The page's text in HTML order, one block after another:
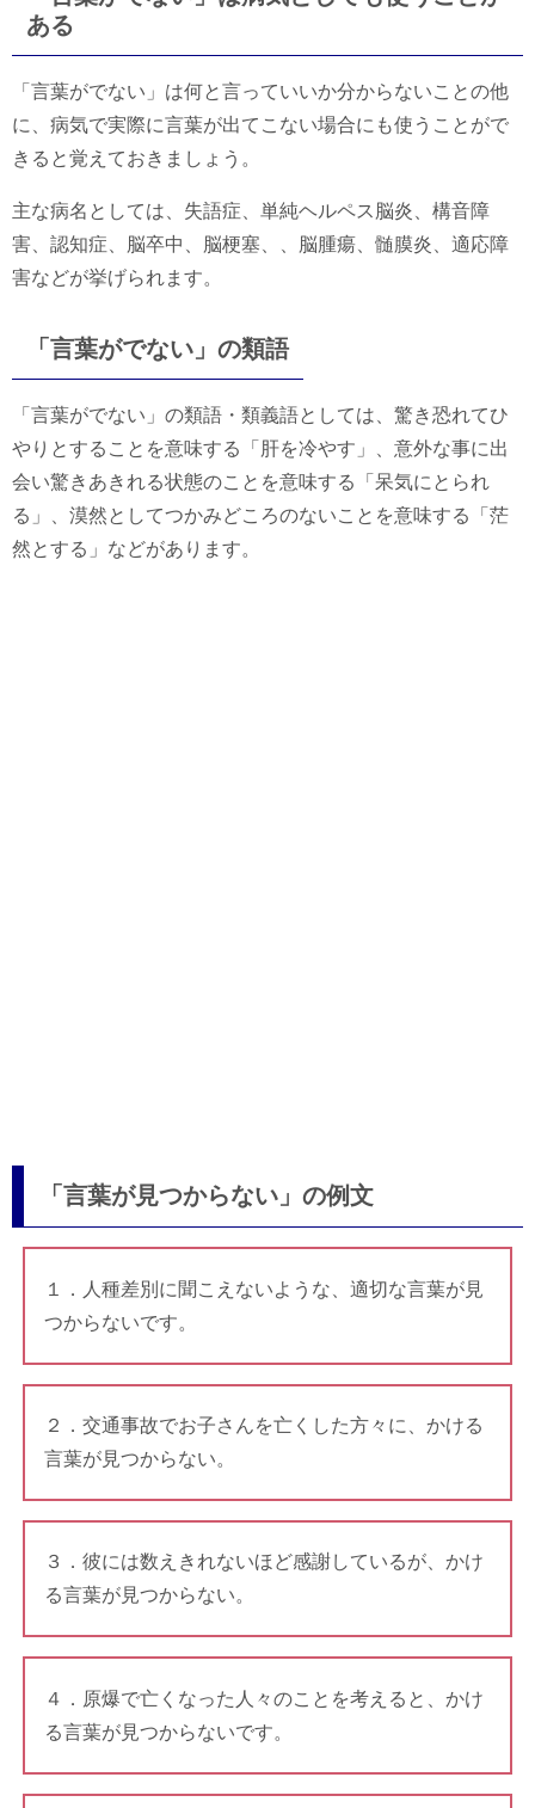
ある
「言葉がでない」は何と言っていいか分からないことの他
に、病気で実際に言葉が出てこない場合にも使うことがで
きると覚えておきましょう。
主な病名としては、失語症、単純ヘルペス脳炎、構音障
害、認知症、脳卒中、脳梗塞、、脳腫瘍、髄膜炎、適応障
害などが挙げられます。
「言葉がでない」の類語
「言葉がでない」の類語・類義語としては、驚き恐れてひ
やりとすることを意味する「肝を冷やす」、意外な事に出
会い驚きあきれる状態のことを意味する「呆気にとられ
る」、漠然としてつかみどころのないことを意味する「茫
然とする」などがあります。
「言葉が見つからない」の例文
１．人種差別に聞こえないような、適切な言葉が見
つからないです。
２．交通事故でお子さんを亡くした方々に、かける
言葉が見つからない。
３．彼には数えきれないほど感謝しているが、かけ
る言葉が見つからない。
４．原爆で亡くなった人々のことを考えると、かけ
る言葉が見つからないです。